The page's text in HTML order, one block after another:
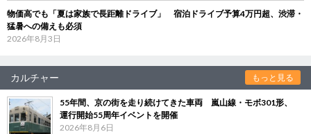
物価高でも「夏は家族で長距離ドライブ」 宿泊ドライブ予算4万円超、渋滞・
猛暑への備えも必須
2026年8月3日
カルチャー もっと見る
55年間、京の街を走り続けてきた車両 嵐山線・モボ301形、
運行開始55周年イベントを開催
2026年8月6日